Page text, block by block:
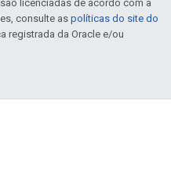
licenciadas de acordo com a
consulte as políticas do site do
registrada da Oracle e/ou